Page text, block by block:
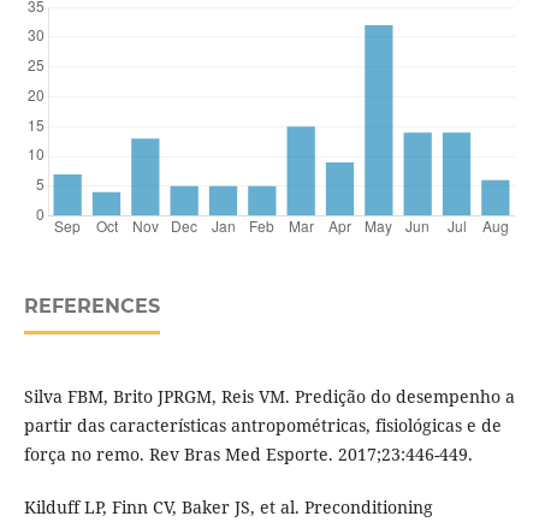
REFERENCES
Silva FBM, Brito JPRGM, Reis VM. Predição do desempenho a
partir das características antropométricas, fisiológicas e de
força no remo. Rev Bras Med Esporte. 2017;23:446-449.
Kilduff LP, Finn CV, Baker JS, et al. Preconditioning